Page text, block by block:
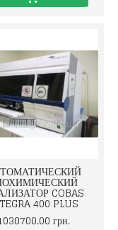
COBAS
400 PLUS
грн.